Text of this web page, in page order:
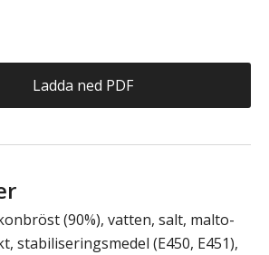
Ladda ned PDF
(90%), vatten, salt, malto-
stabiliseringsmedel (E450, E451),